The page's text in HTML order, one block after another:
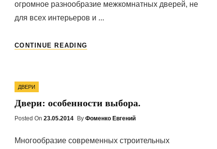
огромное разнообразие межкомнатных дверей, не
для всех интерьеров и ...
CONTINUE READING
Categories
ДВЕРИ
Двери: особенности выбора.
Posted On Posted
23.05.2014 By Фоменко Евгений
Многообразие современных строительных